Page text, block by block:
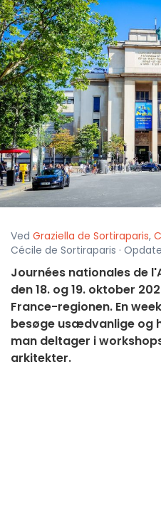
Ved Graziella de Sortiraparis,
Cécile de Sortiraparis ·
Journées nationales de
den 18. og 19. oktober
France-regionen. En
besøge usædvanlige og
man deltager i
arkitekter.